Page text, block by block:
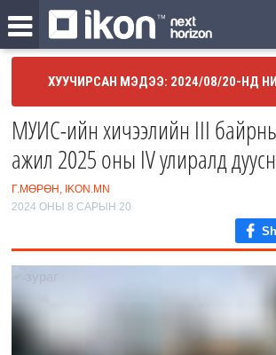
ХУУЧИРСАН МЭДЭЭ: 2024/08/20-НД
МУИС-ийн хичээлийн III
ажил 2025 оны IV улиралд
Г.МӨРӨН, IKON.MN
2024 ОНЫ 8 САРЫН 20